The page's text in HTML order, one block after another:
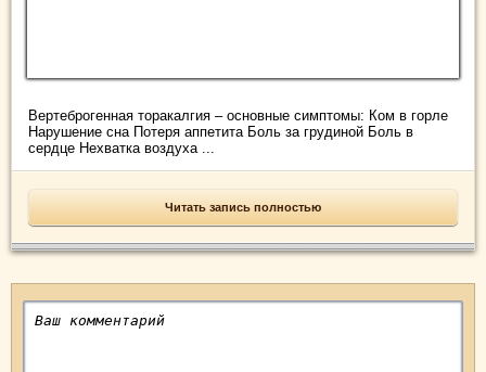
Вертеброгенная торакалгия – основные симптомы: Ком в горле
Нарушение сна Потеря аппетита Боль за грудиной Боль в
сердце Нехватка воздуха ...
Читать запись полностью